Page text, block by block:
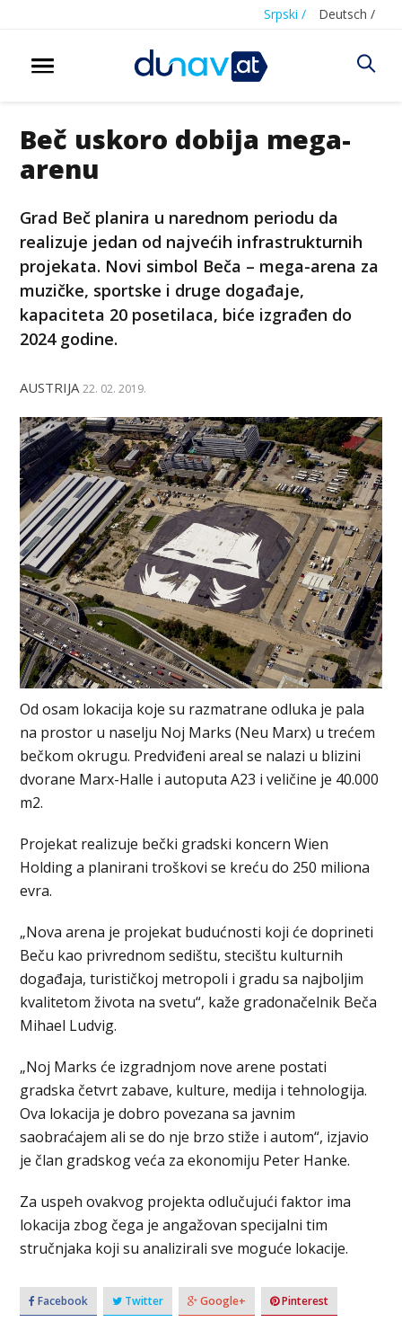
Srpski / Deutsch /
Beč uskoro dobija mega-
arenu
Grad Beč planira u narednom periodu da
realizuje jedan od najvećih infrastrukturnih
projekata. Novi simbol Beča – mega-arena za
muzičke, sportske i druge događaje,
kapaciteta 20 posetilaca, biće izgrađen do
2024 godine.
AUSTRIJA 22. 02. 2019.
Od osam lokacija koje su razmatrane odluka je pala
na prostor u naselju Noj Marks (Neu Marx) u trećem
bečkom okrugu. Predviđeni areal se nalazi u blizini
dvorane Marx-Halle i autoputa A23 i veličine je 40.000
m2.
Projekat realizuje bečki gradski koncern Wien
Holding a planirani troškovi se kreću do 250 miliona
evra.
„Nova arena je projekat budućnosti koji će doprineti
Beču kao privrednom sedištu, stecištu kulturnih
događaja, turističkoj metropoli i gradu sa najboljim
kvalitetom života na svetu“, kaže gradonačelnik Beča
Mihael Ludvig.
„Noj Marks će izgradnjom nove arene postati
gradska četvrt zabave, kulture, medija i tehnologija.
Ova lokacija je dobro povezana sa javnim
saobraćajem ali se do nje brzo stiže i autom“, izjavio
je član gradskog veća za ekonomiju Peter Hanke.
Za uspeh ovakvog projekta odlučujući faktor ima
lokacija zbog čega je angažovan specijalni tim
stručnjaka koji su analizirali sve moguće lokacije.
Facebook Twitter Google+ Pinterest